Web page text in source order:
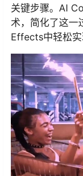
关键步骤。AI
术，简化了这
Effects中轻松实